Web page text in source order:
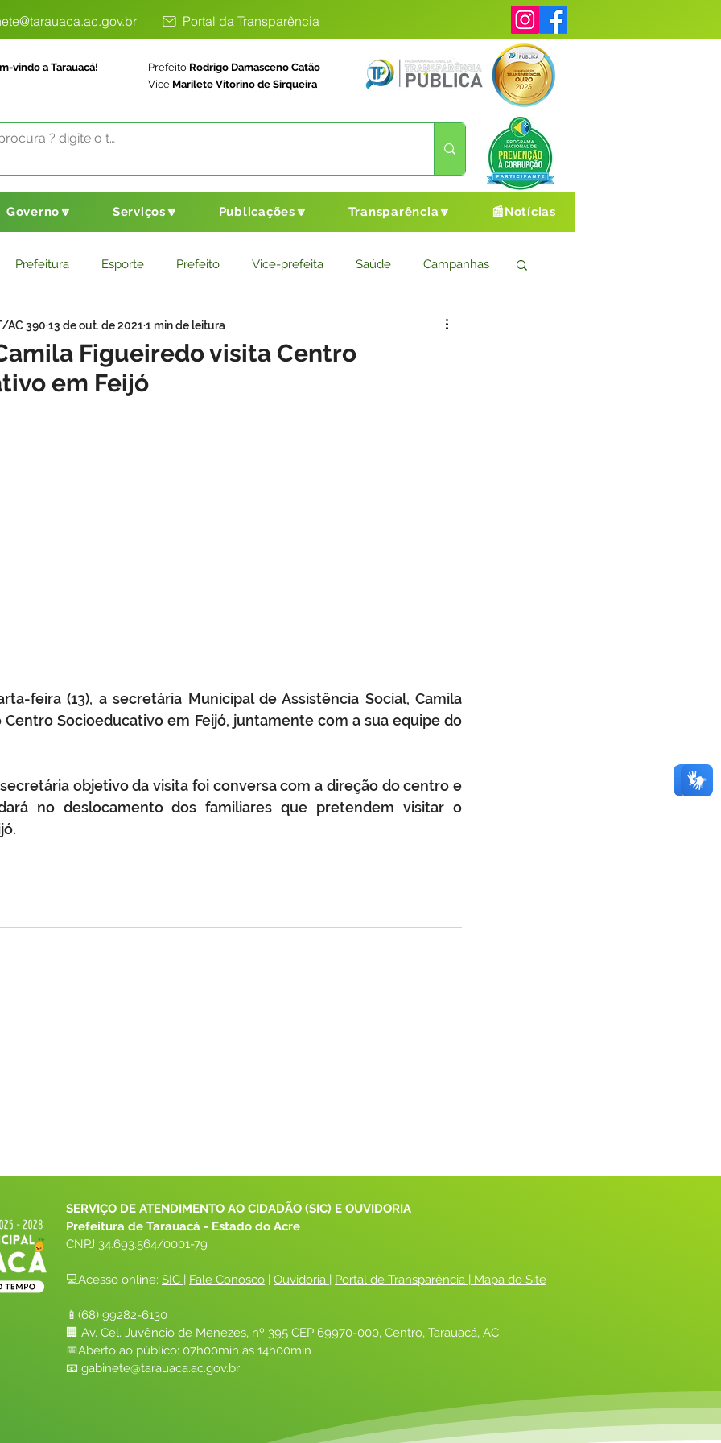
Portal da Transparência
vindo a Tarauacá! Prefeito Rodrigo Damasceno Catão
Vice Marilete Vitorino de Sirqueira
Governo🔽 Serviços🔽 Publicações🔽 Transparência🔽 📰Notícias
Prefeitura Esporte Prefeito Vice-prefeita Saúde Campanhas
Saneamento Básico Agricultura Cultura e Esporte
Datas comemorativas
Figueiredo visita Centro
em Feijó
AC 390 13 de out. de 20211 min de leitura
feira (13), a secretária Municipal de Assistência Social, Camila
Centro Socioeducativo em Feijó, juntamente com a sua equipe do
objetivo da visita foi conversa com a direção do centro e
no deslocamento dos familiares que pretendem visitar o
SERVIÇO DE ATENDIMENTO AO CIDADÃO (SIC) E OUVIDORIA
Prefeitura de Tarauacá - Estado do Acre
CNPJ 34.693.564/0001-79
💻Acesso online: SIC Fale Conosco Ouvidoria Portal de Transparência Mapa do Site
📱(68) 99282-6130
🏢 Av. Cel. Juvêncio de Menezes, nº 395 CEP 69970-000, Centro, Tarauacá, AC
📅Aberto ao público: 07h00min às 14h00min
📧 gabinete@tarauaca.ac.gov.br